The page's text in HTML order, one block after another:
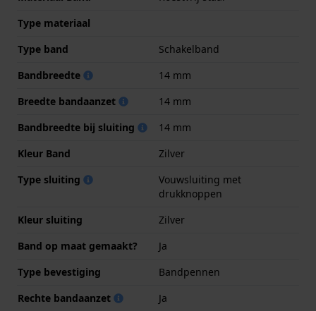
Type materiaal
Type band
Schakelband
Bandbreedte
14 mm
Breedte bandaanzet
14 mm
Bandbreedte bij sluiting
14 mm
Kleur Band
Zilver
Type sluiting
Vouwsluiting met
drukknoppen
Kleur sluiting
Zilver
Band op maat gemaakt?
Ja
Type bevestiging
Bandpennen
Rechte bandaanzet
Ja